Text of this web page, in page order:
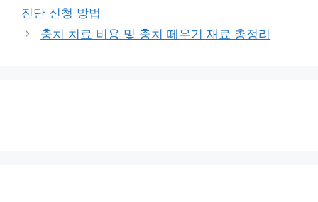
진단 신청 방법
충치 치료 비용 및 충치 떼우기 재료 총정리